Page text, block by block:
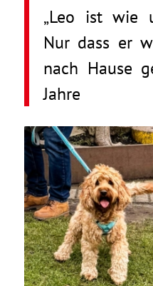
„Leo ist wie
Nur dass er
nach Hause
Jahre